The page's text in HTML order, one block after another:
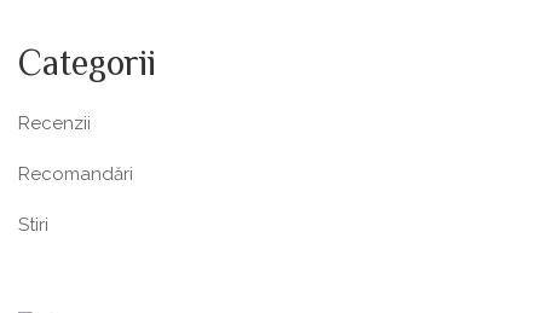
Categorii
Recenzii
Recomandări
Stiri